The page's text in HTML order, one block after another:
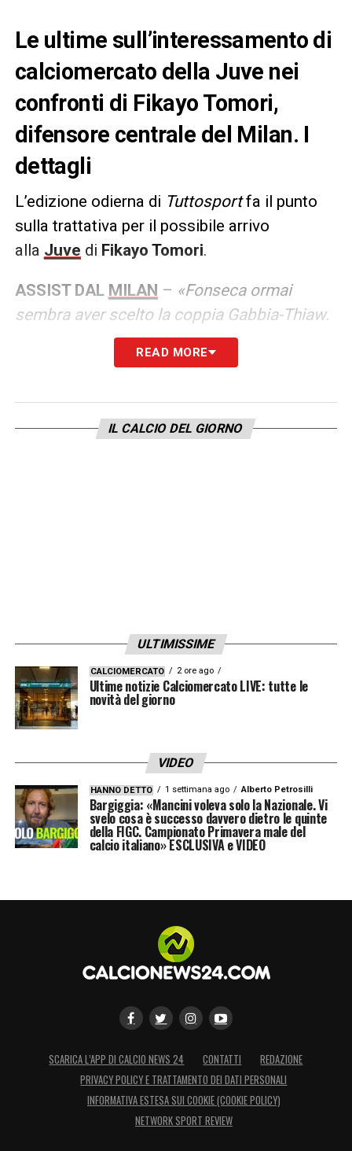
Le ultime sull’interessamento di
calciomercato della Juve nei
confronti di Fikayo Tomori,
difensore centrale del Milan. I
dettagli
L’edizione odierna di Tuttosportfa il punto
sulla trattativa per il possibile arrivo
alla Juve di Fikayo Tomori.
ASSIST DAL MILAN – «Fonseca ormai
sembra aver scelto la coppia Gabbia-Thiaw.
Per lui appena 13’ in campo negli ultimi due
mesi in Serie A con il Milan. “I rossoneri non
lascia aperta ogni porta».
READ MORE
IL CALCIO DEL GIORNO
ULTIMISSIME
CALCIOMERCATO 2 ore ago
Ultime notizie Calciomercato LIVE: tutte le
novità del giorno
VIDEO
HANNO DETTO 1 settimana ago Alberto Petrosilli
Bargiggia: «Mancini voleva solo la Nazionale. Vi
svelo cosa è successo davvero dietro le quinte
della FIGC. Campionato Primavera male del
calcio italiano» ESCLUSIVA e VIDEO
SCARICA L’APP DI CALCIO NEWS 24 CONTATTI
REDAZIONE
PRIVACY POLICY E TRATTAMENTO DEI DATI PERSONALI
INFORMATIVA ESTESA SUI COOKIE (COOKIE POLICY)
NETWORK SPORT REVIEW